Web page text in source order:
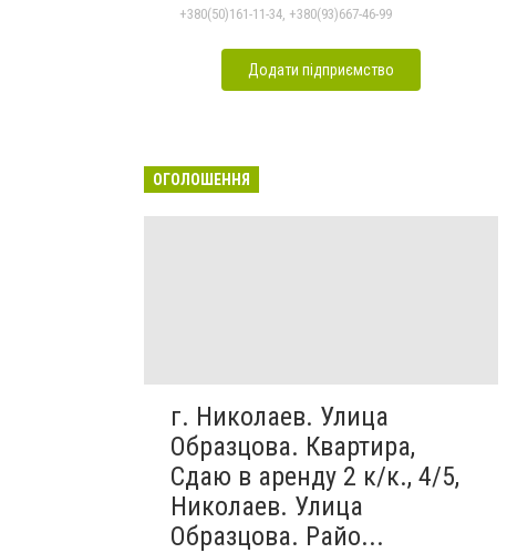
+380(50)161-11-34, +380(93)667-46-99
Додати підприємство
ОГОЛОШЕННЯ
г. Николаев. Улица
Образцова. Квартира,
Сдаю в аренду 2 к/к., 4/5,
Николаев. Улица
Образцова. Райо...